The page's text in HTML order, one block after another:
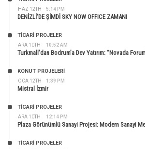
HAZ 12TH 5:14 PM
DENİZLİ’DE ŞİMDİ SKY NOW OFFICE ZAMANI
ARA 10TH 10:52 AM
TİCARİ PROJELER
Turkmall’dan Bodrum’a Dev Yatırım: “Novada
OCA 12TH 1:39 PM
KONUT PROJELERI
Mistral İzmir
ARA 10TH 12:14 PM
TİCARİ PROJELER
Plaza Görünümlü Sanayi Projesi: Modern Sanayi
TİCARİ PROJELER